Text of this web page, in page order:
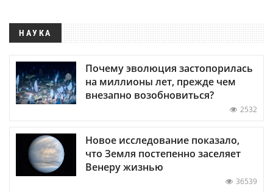
НАУКА
Почему эволюция застопорилась
на миллионы лет, прежде чем
внезапно возобновиться?
2532
Новое исследование показало,
что Земля постепенно заселяет
Венеру жизнью
36539